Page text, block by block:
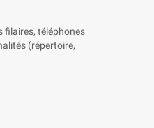
filaires, téléphones
(répertoire,